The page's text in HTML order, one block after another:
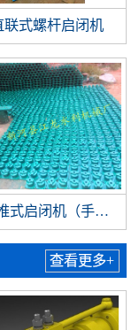
联式螺杆启闭机
式启闭机（手扳）
查看更多+